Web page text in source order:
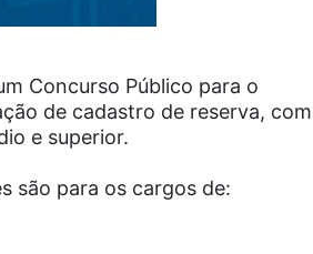
Concurso Público para o
de cadastro de reserva, com
e superior.
são para os cargos de: